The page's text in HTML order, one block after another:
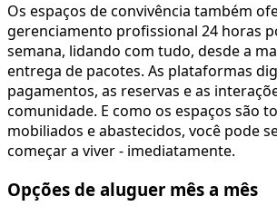
Os espaços de convivência também
gerenciamento profissional 24 horas
semana, lidando com tudo, desde a
entrega de pacotes. As plataformas
pagamentos, as reservas e as
comunidade. E como os espaços são
mobiliados e abastecidos, você pode
começar a viver - imediatamente.
Opções de aluguer mês a mês